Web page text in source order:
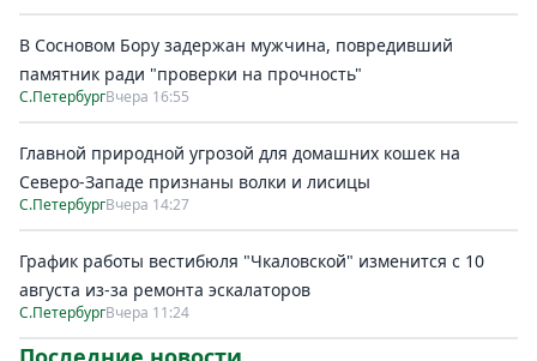
В Сосновом Бору задержан мужчина, повредивший
памятник ради "проверки на прочность"
С.ПетербургВчера 16:55
Главной природной угрозой для домашних кошек на
Северо-Западе признаны волки и лисицы
С.ПетербургВчера 14:27
График работы вестибюля "Чкаловской" изменится с 10
августа из-за ремонта эскалаторов
С.ПетербургВчера 11:24